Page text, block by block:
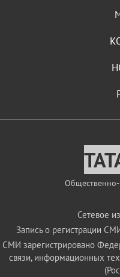
Общественно-
Сетевое
Запись о регистрации
СМИ зарегистрировано
связи, информационных